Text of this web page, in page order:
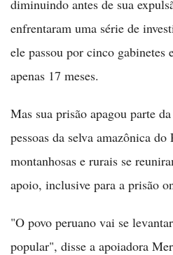
diminuindo antes de sua
enfrentaram uma série de
ele passou por cinco gabinetes
apenas 17 meses.
Mas sua prisão apagou parte
pessoas da selva amazônica do
montanhosas e rurais se
apoio, inclusive para a prisão
"O povo peruano vai se
popular", disse a apoiadora